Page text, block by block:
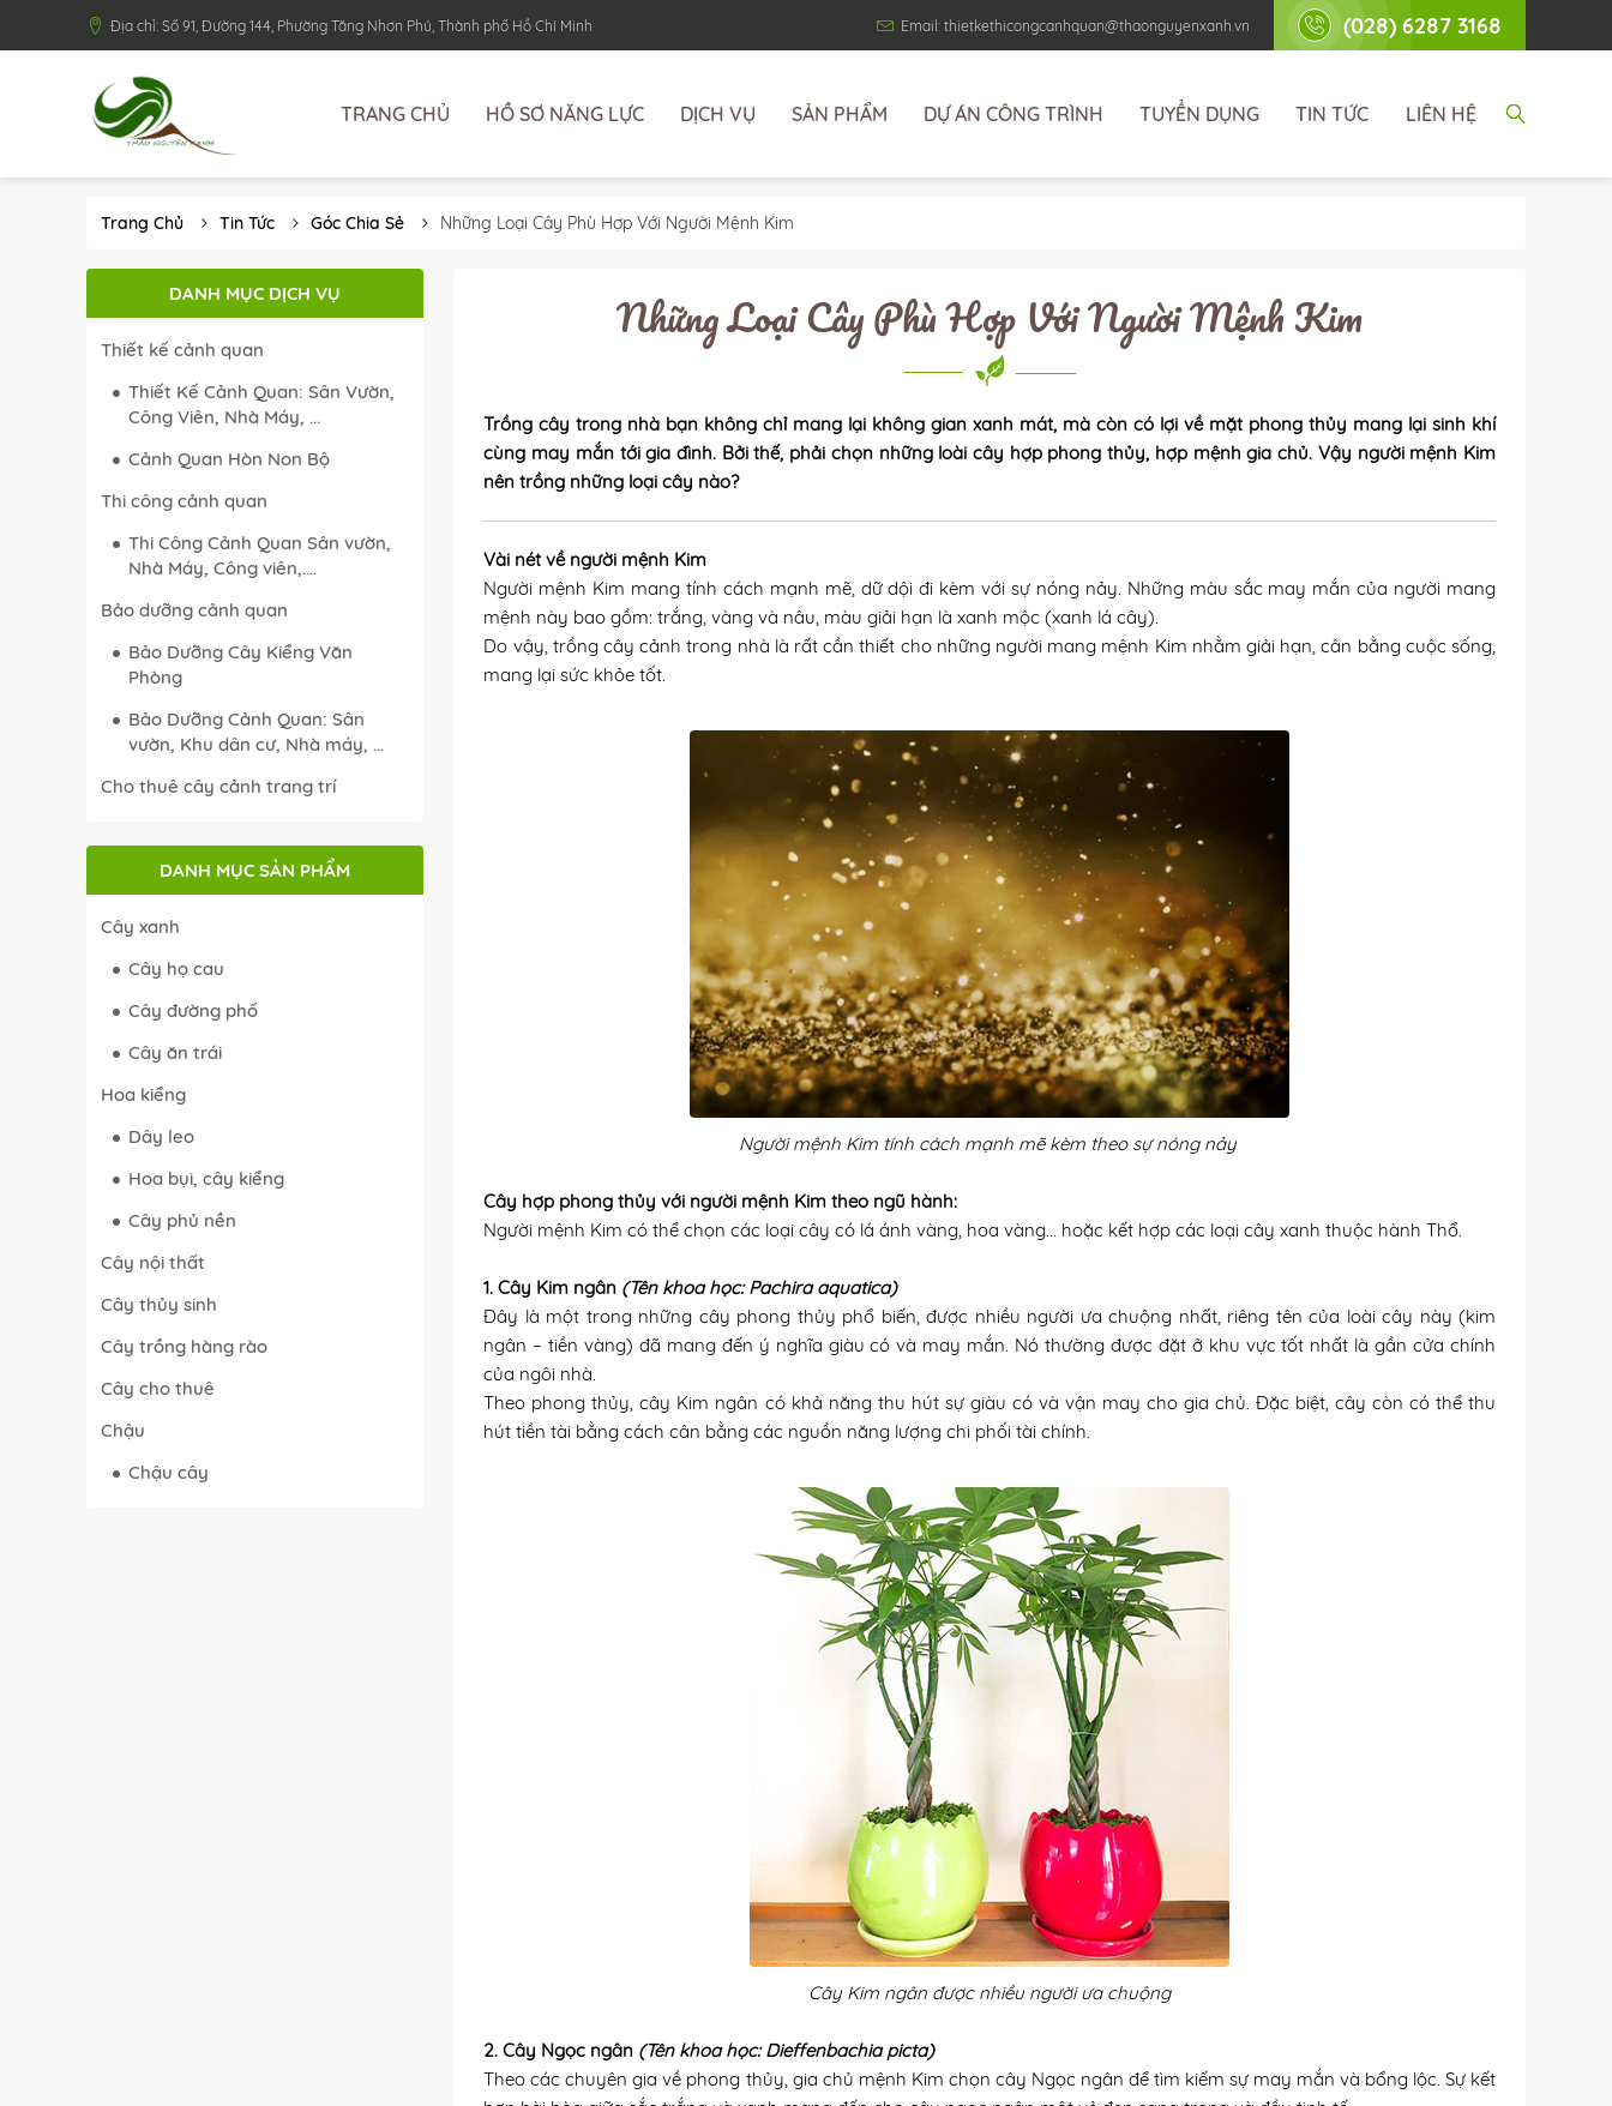
Địa chỉ: Số 91, Đường 144, Phường Tăng Nhơn Phú, Thành phố Hồ Chí Minh Email: thietkethicongcanhquan@thaonguyenxanh.vn (028) 6287 3168
TRANG CHỦ HỒ SƠ NĂNG LỰC DỊCH VỤ SẢN PHẨM DỰ ÁN CÔNG TRÌNH TUYỂN DỤNG TIN TỨC LIÊN HỆ
Trang Chủ Tin Tức Góc Chia Sẻ Những Loại Cây Phù Hợp Với Người Mệnh Kim
DANH MỤC DỊCH VỤ
Thiết kế cảnh quan
Thiết Kế Cảnh Quan: Sân Vườn,
Công Viên, Nhà Máy, ...
Cảnh Quan Hòn Non Bộ
Thi công cảnh quan
Thi Công Cảnh Quan Sân vườn,
Nhà Máy, Công viên,....
Bảo dưỡng cảnh quan
Bảo Dưỡng Cây Kiểng Văn
Phòng
Bảo Dưỡng Cảnh Quan: Sân
vườn, Khu dân cư, Nhà máy, ...
Cho thuê cây cảnh trang trí
DANH MỤC SẢN PHẨM
Cây xanh
Cây họ cau
Cây đường phố
Cây ăn trái
Hoa kiểng
Dây leo
Hoa bụi, cây kiểng
Cây phủ nền
Cây nội thất
Cây thủy sinh
Cây trồng hàng rào
Cây cho thuê
Chậu
Chậu cây
Những Loại Cây Phù Hợp Với Người Mệnh Kim
Trồng cây trong nhà bạn không chỉ mang lại không gian xanh mát, mà còn có lợi về mặt phong thủy mang lại sinh khí
cùng may mắn tới gia đình. Bởi thế, phải chọn những loài cây hợp phong thủy, hợp mệnh gia chủ. Vậy người mệnh Kim
nên trồng những loại cây nào?
Vài nét về người mệnh Kim
Người mệnh Kim mang tính cách mạnh mẽ, dữ dội đi kèm với sự nóng nảy. Những màu sắc may mắn của người mang
mệnh này bao gồm: trắng, vàng và nâu, màu giải hạn là xanh mộc (xanh lá cây).
Do vậy, trồng cây cảnh trong nhà là rất cần thiết cho những người mang mệnh Kim nhằm giải hạn, cân bằng cuộc sống,
mang lại sức khỏe tốt.
Người mệnh Kim tính cách mạnh mẽ kèm theo sự nóng nảy
Cây hợp phong thủy với người mệnh Kim theo ngũ hành:
Người mệnh Kim có thể chọn các loại cây có lá ánh vàng, hoa vàng... hoặc kết hợp các loại cây xanh thuộc hành Thổ.
1. Cây Kim ngân (Tên khoa học:Pachira aquatica)
Đây là một trong những cây phong thủy phổ biến, được nhiều người ưa chuộng nhất, riêng tên của loài cây này (kim
ngân – tiền vàng) đã mang đến ý nghĩa giàu có và may mắn. Nó thường được đặt ở khu vực tốt nhất là gần cửa chính
của ngôi nhà.
Theo phong thủy, cây Kim ngân có khả năng thu hút sự giàu có và vận may cho gia chủ. Đặc biệt, cây còn có thể thu
hút tiền tài bằng cách cân bằng các nguồn năng lượng chi phối tài chính.
Cây Kim ngân được nhiều người ưa chuộng
2. Cây Ngọc ngân (Tên khoa học:Dieffenbachia picta)
Theo các chuyên gia về phong thủy, gia chủ mệnh Kim chọn cây Ngọc ngân để tìm kiếm sự may mắn và bổng lộc. Sự kết